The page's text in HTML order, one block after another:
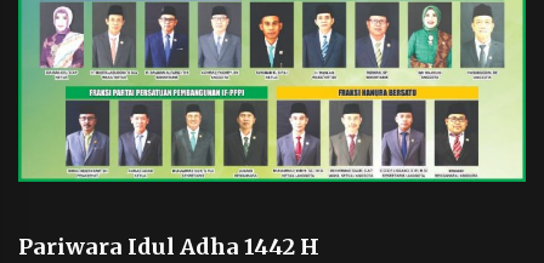
Pariwara Idul Adha 1442 H